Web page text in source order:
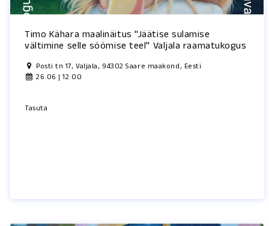
Timo Kähara maalinäitus "Jäätise sulamise
vältimine selle söömise teel" Valjala raamatukogus
Posti tn 17, Valjala, 94302 Saare maakond, Eesti
26.06 | 12:00
Tasuta